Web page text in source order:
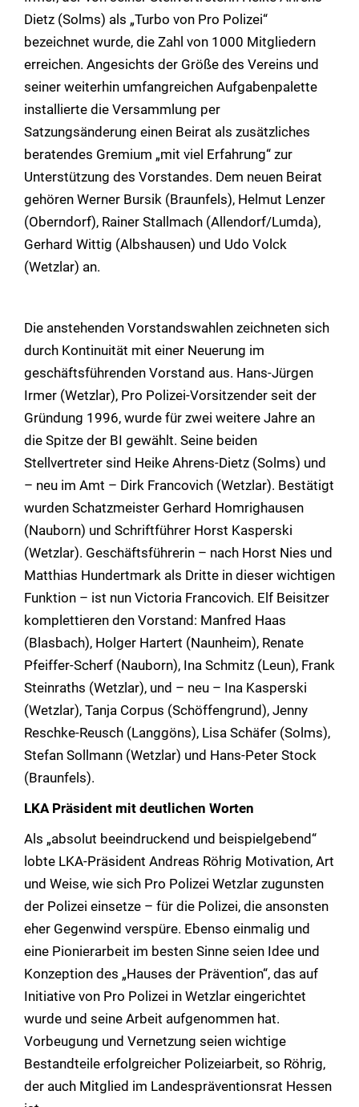
Dietz (Solms) als „Turbo von Pro Polizei“
bezeichnet wurde, die Zahl von 1000 Mitgliedern
erreichen. Angesichts der Größe des Vereins und
seiner weiterhin umfangreichen Aufgabenpalette
installierte die Versammlung per
Satzungsänderung einen Beirat als zusätzliches
beratendes Gremium „mit viel Erfahrung“ zur
Unterstützung des Vorstandes. Dem neuen Beirat
gehören Werner Bursik (Braunfels), Helmut Lenzer
(Oberndorf), Rainer Stallmach (Allendorf/Lumda),
Gerhard Wittig (Albshausen) und Udo Volck
(Wetzlar) an.
Die anstehenden Vorstandswahlen zeichneten sich
durch Kontinuität mit einer Neuerung im
geschäftsführenden Vorstand aus. Hans-Jürgen
Irmer (Wetzlar), Pro Polizei-Vorsitzender seit der
Gründung 1996, wurde für zwei weitere Jahre an
die Spitze der BI gewählt. Seine beiden
Stellvertreter sind Heike Ahrens-Dietz (Solms) und
– neu im Amt – Dirk Francovich (Wetzlar). Bestätigt
wurden Schatzmeister Gerhard Homrighausen
(Nauborn) und Schriftführer Horst Kasperski
(Wetzlar). Geschäftsführerin – nach Horst Nies und
Matthias Hundertmark als Dritte in dieser wichtigen
Funktion – ist nun Victoria Francovich. Elf Beisitzer
komplettieren den Vorstand: Manfred Haas
(Blasbach), Holger Hartert (Naunheim), Renate
Pfeiffer-Scherf (Nauborn), Ina Schmitz (Leun), Frank
Steinraths (Wetzlar), und – neu – Ina Kasperski
(Wetzlar), Tanja Corpus (Schöffengrund), Jenny
Reschke-Reusch (Langgöns), Lisa Schäfer (Solms),
Stefan Sollmann (Wetzlar) und Hans-Peter Stock
(Braunfels).
LKA Präsident mit deutlichen Worten
Als „absolut beeindruckend und beispielgebend“
lobte LKA-Präsident Andreas Röhrig Motivation, Art
und Weise, wie sich Pro Polizei Wetzlar zugunsten
der Polizei einsetze – für die Polizei, die ansonsten
eher Gegenwind verspüre. Ebenso einmalig und
eine Pionierarbeit im besten Sinne seien Idee und
Konzeption des „Hauses der Prävention“, das auf
Initiative von Pro Polizei in Wetzlar eingerichtet
wurde und seine Arbeit aufgenommen hat.
Vorbeugung und Vernetzung seien wichtige
Bestandteile erfolgreicher Polizeiarbeit, so Röhrig,
der auch Mitglied im Landespräventionsrat Hessen